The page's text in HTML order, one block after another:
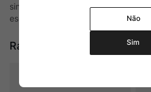
singulares, altamente avaliados em
esgotado em poucas horas.
Raúl Perez
Não
Sim